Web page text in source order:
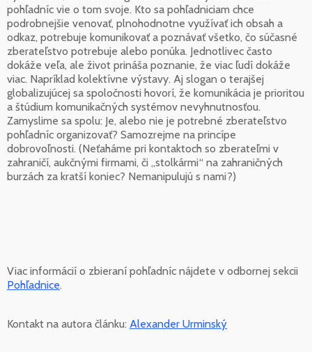
pohľadníc vie o tom svoje. Kto sa pohľadniciam chce
podrobnejšie venovať, plnohodnotne využívať ich obsah a
odkaz, potrebuje komunikovať a poznávať všetko, čo súčasné
zberateľstvo potrebuje alebo ponúka. Jednotlivec často
dokáže veľa, ale život prináša poznanie, že viac ľudí dokáže
viac. Napríklad kolektívne výstavy. Aj slogan o terajšej
globalizujúcej sa spoločnosti hovorí, že komunikácia je prioritou
a štúdium komunikačných systémov nevyhnutnosťou.
Zamyslime sa spolu: Je, alebo nie je potrebné zberateľstvo
pohľadníc organizovať? Samozrejme na princípe
dobrovoľnosti. (Neťaháme pri kontaktoch so zberateľmi v
zahraničí, aukčnými firmami, či „stolkármi“ na zahraničných
burzách za kratší koniec? Nemanipulujú s nami?)
Viac informácií o zbieraní pohľadníc nájdete v odbornej sekcii
Pohľadnice.
Kontakt na autora článku: Alexander Urminský